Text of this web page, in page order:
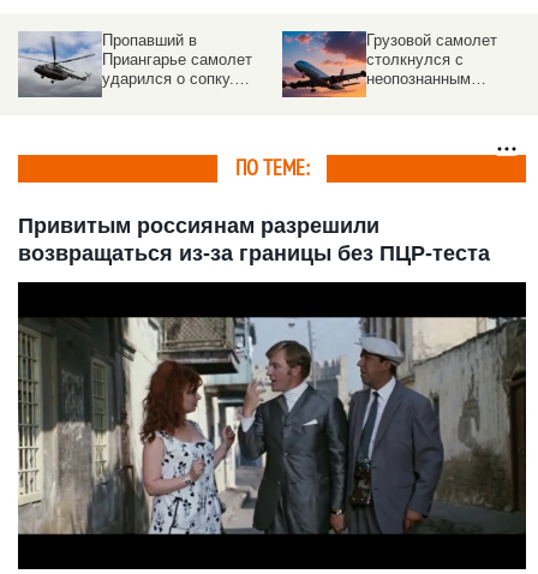
Пропавший в
Приангарье самолет
ударился о сопку.
Грузовой самолет
столкнулся с
неопознанным
ПО ТЕМЕ:
Привитым россиянам разрешили
возвращаться из-за границы без ПЦР-теста